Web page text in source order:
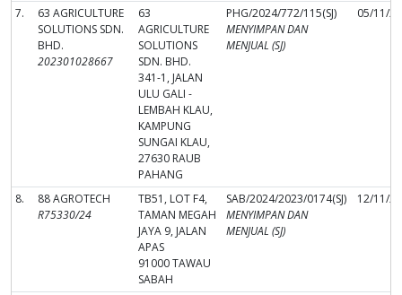
7.
63 AGRICULTURE
SOLUTIONS SDN.
BHD.
202301028667
63
AGRICULTURE
SOLUTIONS
SDN. BHD.
341-1, JALAN
ULU GALI -
LEMBAH KLAU,
KAMPUNG
SUNGAI KLAU,
27630 RAUB
PAHANG
PHG/2024/772/115(SJ)
MENYIMPAN DAN
MENJUAL (SJ)
05/11/
8.
88 AGROTECH
R75330/24
TB51, LOT F4,
TAMAN MEGAH
JAYA 9, JALAN
APAS
91000 TAWAU
SABAH
SAB/2024/2023/0174(SJ)
MENYIMPAN DAN
MENJUAL (SJ)
12/11/